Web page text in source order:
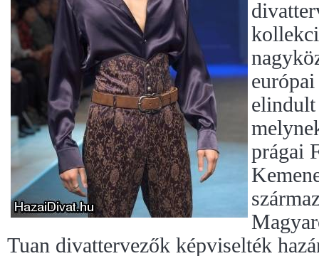
elindult
prágai
Tuan divattervezők képviselték